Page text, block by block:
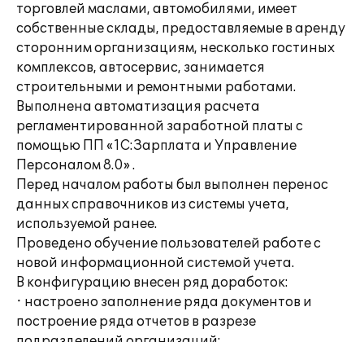
торговлей маслами, автомобилями, имеет
собственные склады, предоставляемые в аренду
сторонним организациям, несколько гостиных
комплексов, автосервис, занимается
строительными и ремонтными работами.
Выполнена автоматизация расчета
регламентированной заработной платы с
помощью ПП «1С:Зарплата и Управление
Персоналом 8.0» .
Перед началом работы был выполнен перенос
данных справочников из системы учета,
используемой ранее.
Проведено обучение пользователей работе с
новой информационной системой учета.
В конфигурацию внесен ряд доработок:
· настроено заполнение ряда документов и
построение ряда отчетов в разрезе